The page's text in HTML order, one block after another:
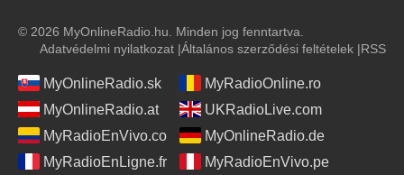
© 2026 MyOnlineRadio.hu. Minden jog fenntartva.
Adatvédelmi nyilatkozat |Általános szerződési feltételek |RSS
MyOnlineRadio.sk
MyRadioOnline.ro
MyOnlineRadio.at
UKRadioLive.com
MyRadioEnVivo.co
MyOnlineRadio.de
MyRadioEnLigne.fr
MyRadioEnVivo.pe